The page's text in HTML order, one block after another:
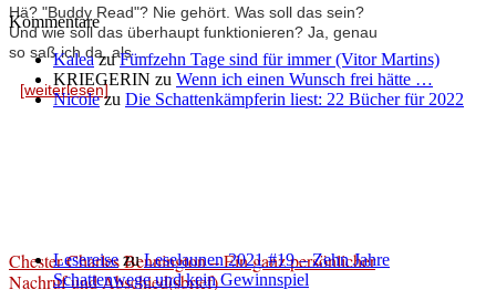
Hä? "Buddy Read"? Nie gehört. Was soll das sein?
Und wie soll das überhaupt funktionieren? Ja, genau
so saß ich da, als ...
[weiterlesen]
Chester Charles Bennington – Ein ganz persönlicher
Nachruf und Abschied(sbrief)
Kommentare
KaleazuFünfzehn Tage sind für immer (Vitor Martins)
KRIEGERIN zu Wenn ich einen Wunsch frei hätte …
Nicolezu Die Schattenkämpferin liest: 22 Bücher für 2022
LesereisezuLeselaunen 2021 #19 – Zehn Jahre
Schattenwege und kein Gewinnspiel